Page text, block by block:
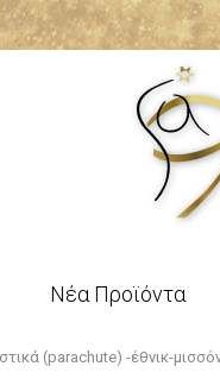
Νέα Προϊόντα
(parachute) -έθνικ-